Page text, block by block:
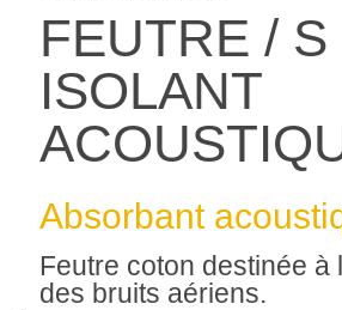
QUI
SOMMES-
?
PHOTOTHÈQUE
FEUTRE / S
ISOLANT
Absorbant
Feutre coton destinée à
des bruits aériens.